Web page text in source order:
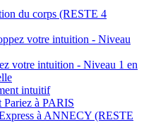
du corps (RESTE 4
votre intuition - Niveau
votre intuition - Niveau 1 en
intuitif
Pariez à PARIS
à ANNECY (RESTE